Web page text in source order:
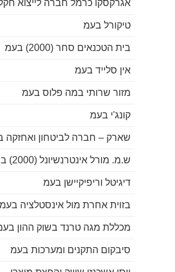
אגרקסקו כרמל חברה לייצוא
טיקורל בעמ
בית הטכנאים סחר (2000) בעמ
אין סלייד בעמ
מזור שרותי במה פלוס בעמ
קונג'י בעמ
שארק – חברה לביטחון ואחזקה
ש.מ. מורל אינטרנשיונל (2000) ב
דיגיטל וריפיקיישן בעמ
בזוית אחרת מול אינסטלציה בעמ
מכללת מגה טרנד בשוק ההון
סיבקום התקנים ומערכות בעמ